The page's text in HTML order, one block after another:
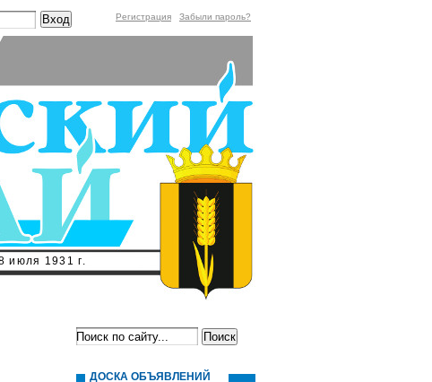
Регистрация Забыли пароль?
июля 1931 г.
ДОСКА ОБЪЯВЛЕНИЙ